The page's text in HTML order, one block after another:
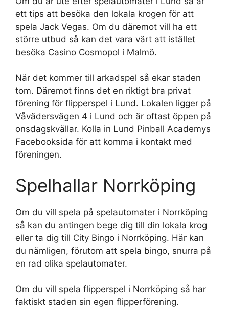
ett tips att besöka den lokala krogen för att
spela Jack Vegas. Om du däremot vill ha ett
större utbud så kan det vara värt att istället
besöka Casino Cosmopol i Malmö.
När det kommer till arkadspel så ekar staden
tom. Däremot finns det en riktigt bra privat
förening för flipperspel i Lund. Lokalen ligger på
Våvädersvägen 4 i Lund och är oftast öppen på
onsdagskvällar. Kolla in Lund Pinball Academys
Facebooksida för att komma i kontakt med
föreningen.
Spelhallar Norrköping
Om du vill spela på spelautomater i Norrköping
så kan du antingen bege dig till din lokala krog
eller ta dig till City Bingo i Norrköping. Här kan
du nämligen, förutom att spela bingo, snurra på
en rad olika spelautomater.
Om du vill spela flipperspel i Norrköping så har
faktiskt staden sin egen flipperförening.